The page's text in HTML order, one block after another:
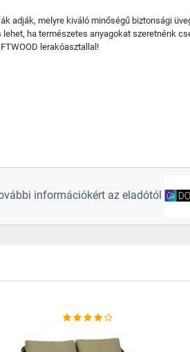
adják, melyre kiváló minőségű biztonsági
ha természetes anyagokat szeretnénk
lerakóasztallal!
információkért az eladótól